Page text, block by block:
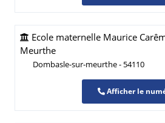
Ecole maternelle Maurice
Meurthe
Dombasle-sur-meurthe - 54110
Afficher le